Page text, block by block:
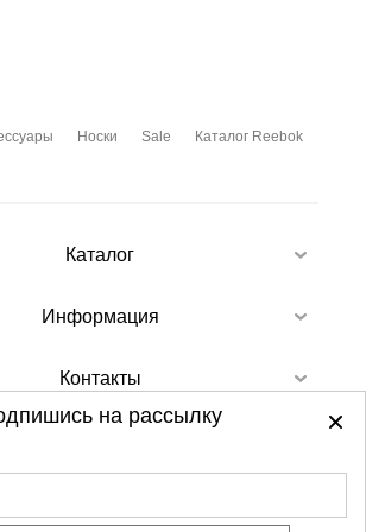
Носки Sale Каталог Reebok
Каталог
Информация
Контакты
2026 - Sellgroup.ru - все права
на рассылку